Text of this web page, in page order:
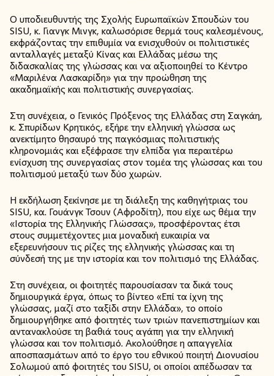
Ο υποδιευθυντής της Σχολής Ευρωπαϊκών Σπουδών του
SISU, κ. Γιανγκ Μινγκ, καλωσόρισε θερμά τους καλεσμένους,
εκφράζοντας την επιθυμία να ενισχυθούν οι πολιτιστικές
ανταλλαγές μεταξύ Κίνας και Ελλάδας μέσω της
διδασκαλίας της γλώσσας και να αξιοποιηθεί το Κέντρο
«Μαριλένα Λασκαρίδη» για την προώθηση της
ακαδημαϊκής και πολιτιστικής συνεργασίας.
Στη συνέχεια, ο Γενικός Πρόξενος της Ελλάδας στη Σαγκάη,
κ. Σπυρίδων Κρητικός, εξήρε την ελληνική γλώσσα ως
ανεκτίμητο θησαυρό της παγκόσμιας πολιτιστικής
κληρονομιάς και εξέφρασε την ελπίδα για περαιτέρω
ενίσχυση της συνεργασίας στον τομέα της γλώσσας και του
πολιτισμού μεταξύ των δύο χωρών.
Η εκδήλωση ξεκίνησε με τη διάλεξη της καθηγήτριας του
SISU, κα. Γουάνγκ Τσουν (Αφροδίτη), που είχε ως θέμα την
«Ιστορία της Ελληνικής Γλώσσας», προσφέροντας έτσι
στους συμμετέχοντες μια μοναδική ευκαιρία να
εξερευνήσουν τις ρίζες της ελληνικής γλώσσας και τη
σύνδεσή της με την ιστορία και τον πολιτισμό της Ελλάδας.
Στη συνέχεια, οι φοιτητές παρουσίασαν τα δικά τους
δημιουργικά έργα, όπως το βίντεο «Επί τα ίχνη της
γλώσσας, μαζί στο ταξίδι στην Ελλάδα», το οποίο
δημιουργήθηκε από φοιτητές των τριών πανεπιστημίων και
αντανακλούσε τη βαθιά τους αγάπη για την ελληνική
γλώσσα και τον πολιτισμό. Ακολούθησε η απαγγελία
αποσπασμάτων από το έργο του εθνικού ποιητή Διονυσίου
Σολωμού από φοιτητές του SISU, οι οποίοι απέδωσαν τα